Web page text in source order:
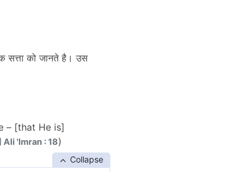
सत्ता को जानते है। उस
– [that He is]
Ali 'Imran : 18)
Collapse